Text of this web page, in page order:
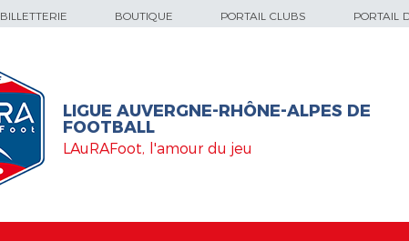
BILLETTERIE BOUTIQUE PORTAIL CLUBS PORTAIL
LIGUE AUVERGNE-RHÔNE-ALPES DE
FOOTBALL
LAuRAFoot, l'amour du jeu